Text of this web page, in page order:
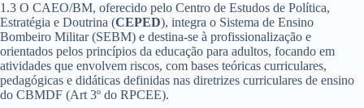
1.3 O CAEO/BM, oferecido pelo Centro de Estudos de Política,
Estratégia e Doutrina (CEPED), integra o Sistema de Ensino
Bombeiro Militar (SEBM) e destina-se à profissionalização e
orientados pelos princípios da educação para adultos, focando em
atividades que envolvem riscos, com bases teóricas curriculares,
pedagógicas e didáticas definidas nas diretrizes curriculares de ensino
do CBMDF (Art 3º do RPCEE).